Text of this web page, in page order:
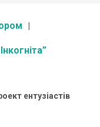
ентузіастів